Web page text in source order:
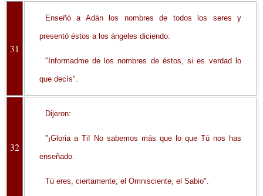
31
Enseñó a Adán los nombres de todos los seres y
presentó éstos a los ángeles diciendo:
"Informadme de los nombres de éstos, si es verdad lo
que decís".
32
Dijeron:
"¡Gloria a Ti! No sabemos más que lo que Tú nos has
enseñado.
Tú eres, ciertamente, el Omnisciente, el Sabio".